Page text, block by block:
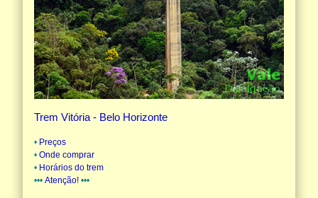
Trem Vitória - Belo Horizonte
• Preços
• Onde comprar
• Horários do trem
••• Atenção! •••